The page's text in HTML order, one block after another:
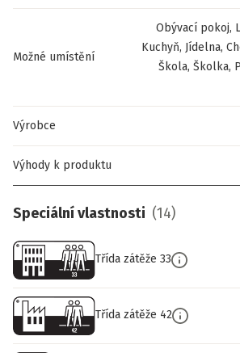
Možné umístění
Obývací pokoj,
Kuchyň, Jídelna,
Škola, Školka,
Výrobce
Výhody k produktu
Speciální vlastnosti (14)
Třída zátěže 33
Třída zátěže 42